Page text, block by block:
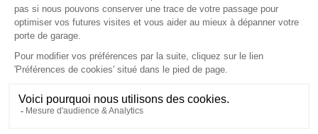
Trafeco